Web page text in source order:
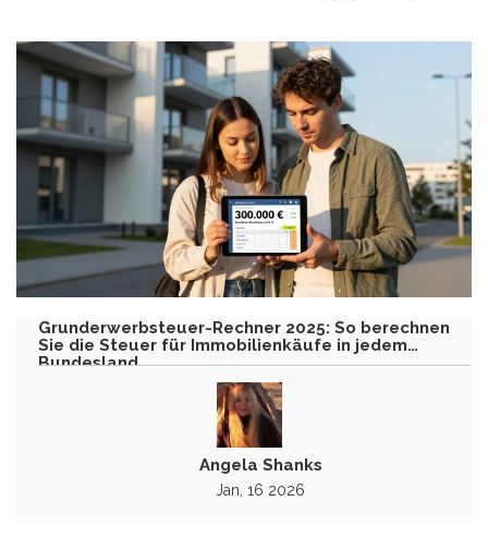
Grunderwerbsteuer-Rechner 2025: So berechnen
Sie die Steuer für Immobilienkäufe in jedem
Bundesland
Angela Shanks
Jan, 16 2026